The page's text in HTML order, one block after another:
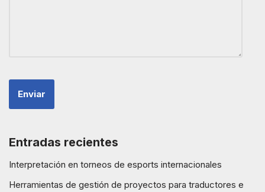
Entradas recientes
Interpretación en torneos de esports internacionales
Herramientas de gestión de proyectos para traductores e